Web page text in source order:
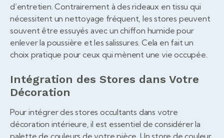
d’entretien. Contrairement à des rideaux en tissu qui
nécessitent un nettoyage fréquent, les stores peuvent
souvent être essuyés avec un chiffon humide pour
enlever la poussière et les salissures. Cela en fait un
choix pratique pour ceux qui mènent une vie occupée.
Intégration des Stores dans Votre
Décoration
Pour intégrer des stores occultants dans votre
décoration intérieure, il est essentiel de considérer la
palette de couleurs de votre pièce. Un store de couleur